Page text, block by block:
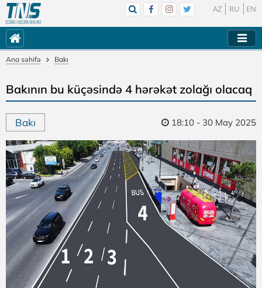
AZ RU EN
Ana səhifə Bakı
Bakının bu küçəsində 4 hərəkət zolağı olacaq
Bakı 18:10 - 30 May 2025